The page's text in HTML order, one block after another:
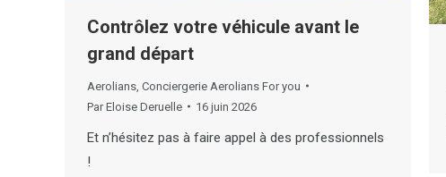
Contrôlez votre véhicule avant le
grand départ
Aerolians Conciergerie Aerolians For you
ParEloise Deruelle 16 juin 2026
Et n’hésitez pas à faire appel à des professionnels
!